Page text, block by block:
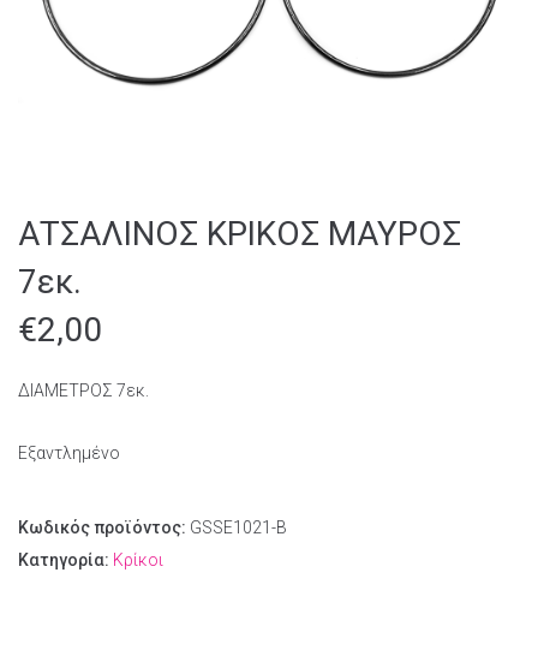
ΑΤΣΑΛΙΝΟΣ ΚΡΙΚΟΣ ΜΑΥΡΟΣ
7εκ.
€2,00
ΔΙΑΜΕΤΡΟΣ 7εκ.
Εξαντλημένο
Κωδικός προϊόντος: GSSE1021-B
Κατηγορία: Κρίκοι